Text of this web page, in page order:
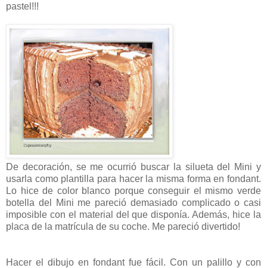
pastel!!!
De decoración, se me ocurrió buscar la silueta del Mini y
usarla como plantilla para hacer la misma forma en fondant.
Lo hice de color blanco porque conseguir el mismo verde
botella del Mini me pareció demasiado complicado o casi
imposible con el material del que disponía. Además, hice la
placa de la matrícula de su coche. Me pareció divertido!
Hacer el dibujo en fondant fue fácil. Con un palillo y con